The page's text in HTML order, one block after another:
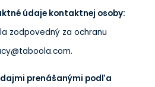
údaje kontaktnej osoby:
zodpovedný za ochranu
prenášanými podľa